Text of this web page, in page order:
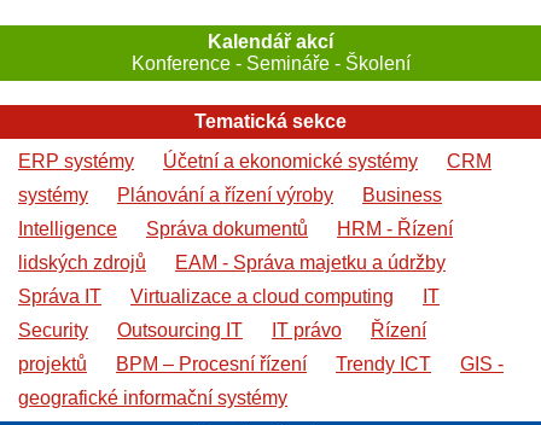
Kalendář akcí
Konference - Semináře - Školení
Tematická sekce
ERP systémy
Účetní a ekonomické systémy
CRM
systémy
Plánování a řízení výroby
Business
Intelligence
Správa dokumentů
HRM - Řízení
lidských zdrojů
EAM - Správa majetku a údržby
Správa IT
Virtualizace a cloud computing
IT
Security
Outsourcing IT IT právo
Řízení
projektů
BPM – Procesní řízení Trendy ICT
GIS -
geografické informační systémy